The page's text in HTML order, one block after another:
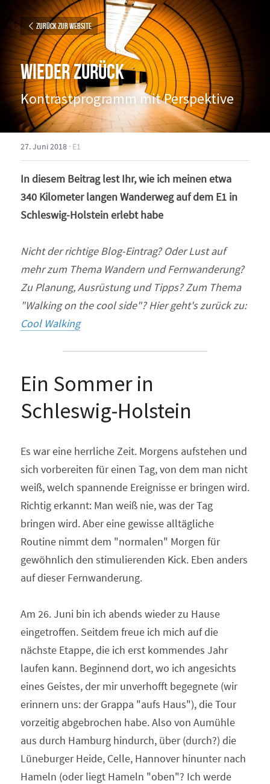
Zurück zur Website
Wieder zurück
Kontrastprogramm mit Perspektive
27. Juni 2018 · E1
In diesem Beitrag lest Ihr, wie ich meinen etwa
340 Kilometer langen Wanderweg auf dem E1 in
Schleswig-Holstein erlebt habe
Nicht der richtige Blog-Eintrag? Oder Lust auf
mehr zum Thema Wandern und Fernwanderung?
Zu Planung, Ausrüstung und Tipps? Zum Thema
"Walking on the cool side"? Hier geht's zurück zu:
Cool Walking
Ein Sommer in
Schleswig-Holstein
Es war eine herrliche Zeit. Morgens aufstehen und
sich vorbereiten für einen Tag, von dem man nicht
weiß, welch spannende Ereignisse er bringen wird.
Richtig erkannt: Man weiß nie, was der Tag
bringen wird. Aber eine gewisse alltägliche
Routine nimmt dem "normalen" Morgen für
gewöhnlich den stimulierenden Kick. Eben anders
auf dieser Fernwanderung.
Am 26. Juni bin ich abends wieder zu Hause
eingetroffen. Seitdem freue ich mich auf die
nächste Etappe, die ich erst kommendes Jahr
laufen kann. Beginnend dort, wo ich angesichts
eines Geistes, der mir unverhofft begegnete (wir
erinnern uns: der Grappa "aufs Haus"), die Tour
vorzeitig abgebrochen habe. Also von Aumühle
aus durch Hamburg hindurch, über (durch?) die
Lüneburger Heide, Celle, Hannover hinunter nach
Hameln (oder liegt Hameln "oben"? Ich werde